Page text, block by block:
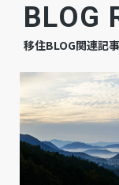
引渡時期 相談
駐車場 －
上水道 公共
下水道 公共
BLOG
移住BLOG関連記事